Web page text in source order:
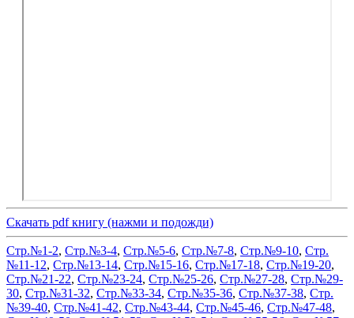
Скачать pdf книгу (нажми и подожди)
Стр.№1-2, Стр.№3-4, Стр.№5-6, Стр.№7-8, Стр.№9-10, Стр.
№11-12, Стр.№13-14, Стр.№15-16, Стр.№17-18, Стр.№19-20,
Стр.№21-22, Стр.№23-24, Стр.№25-26, Стр.№27-28, Стр.№29-
30, Стр.№31-32, Стр.№33-34, Стр.№35-36, Стр.№37-38, Стр.
№39-40, Стр.№41-42, Стр.№43-44, Стр.№45-46, Стр.№47-48,